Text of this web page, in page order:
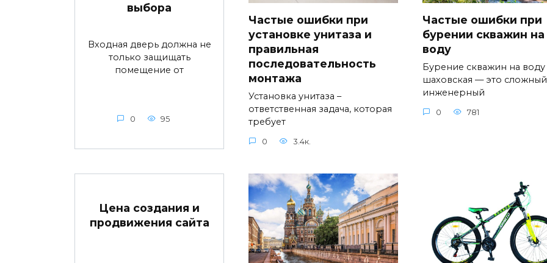
выбора
Входная дверь должна не
только защищать
помещение от
0 95
Частые ошибки при
установке унитаза и
правильная
последовательность
монтажа
Установка унитаза –
ответственная задача, которая
требует
0 3.4к.
Частые ошибки при
бурении скважин на
воду
Бурение скважин на воду
шаховская — это сложный
инженерный
0 781
Цена создания и
продвижения сайта